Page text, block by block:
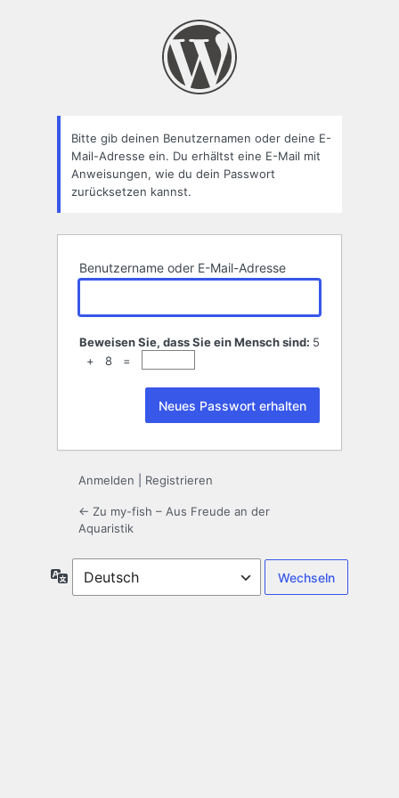
Bitte gib deinen Benutzernamen oder deine E-
Mail-Adresse ein. Du erhältst eine E-Mail mit
Anweisungen, wie du dein Passwort
zurücksetzen kannst.
Benutzername oder E-Mail-Adresse
Beweisen Sie, dass Sie ein Mensch sind: 5
+ 8 =
Anmelden Registrieren
← Zu my-fish – Aus Freude an der
Aquaristik
Sprache